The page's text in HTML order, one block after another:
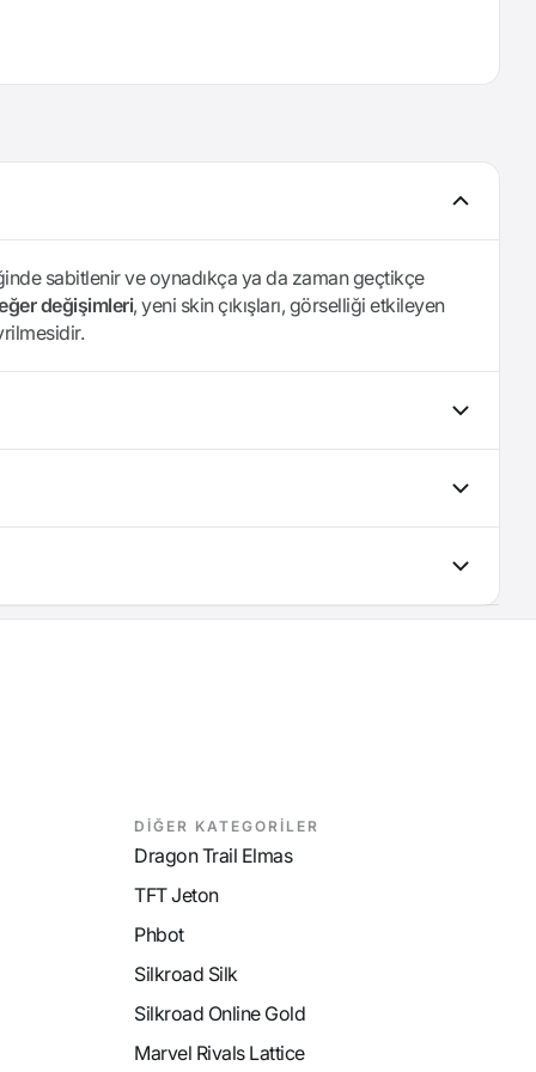
sabitlenir ve oynadıkça ya da zaman geçtikçe
değişimleri, yeni skin çıkışları, görselliği etkileyen
DİĞER KATEGORİLER
Dragon Trail Elmas
TFT Jeton
Phbot
Silkroad Silk
Silkroad Online Gold
Marvel Rivals Lattice